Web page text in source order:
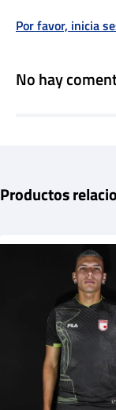
Por favor, inicia
No hay
Productos